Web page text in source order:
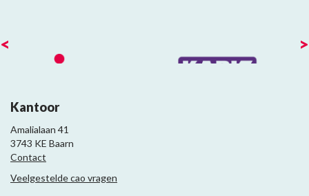
< >
Kantoor
Amalialaan 41
3743 KE Baarn
Contact
Veelgestelde cao vragen